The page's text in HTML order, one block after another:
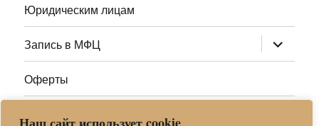
Юридическим лицам
Запись в МФЦ раскрыть
дочернее
меню
Оферты